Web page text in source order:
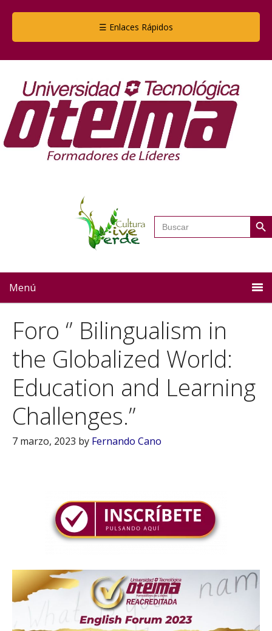
☰ Enlaces Rápidos
Buscar: Botón
Menú
Foro ‘’ Bilingualism in
the Globalized World:
Education and Learning
Challenges.’’
7 marzo, 2023 by Fernando Cano